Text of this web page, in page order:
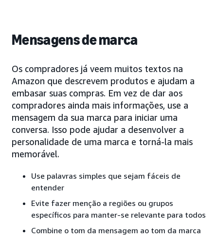
Mensagens de marca
Os compradores já veem muitos textos na
Amazon que descrevem produtos e ajudam a
embasar suas compras. Em vez de dar aos
compradores ainda mais informações, use a
mensagem da sua marca para iniciar uma
conversa. Isso pode ajudar a desenvolver a
personalidade de uma marca e torná-la mais
memorável.
Use palavras simples que sejam fáceis de
entender
Evite fazer menção a regiões ou grupos
específicos para manter-se relevante para todos
Combine o tom da mensagem ao tom da marca